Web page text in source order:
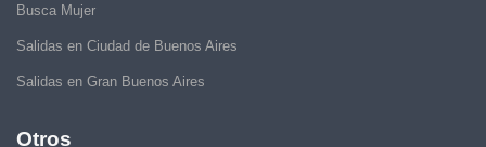
Busca Mujer
Salidas en Ciudad de Buenos Aires
Salidas en Gran Buenos Aires
Otros